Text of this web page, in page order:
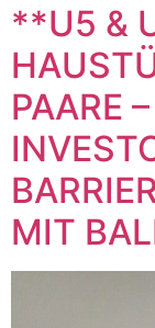
**U5 &
PAARE
MIT